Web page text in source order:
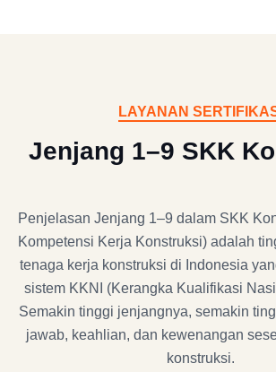
LAYANAN
Jenjang 1–9 SKK
Penjelasan Jenjang 1–9 dalam SKK
Kompetensi Kerja Konstruksi) adalah
tenaga kerja konstruksi di Indonesia
sistem KKNI (Kerangka Kualifikasi
Semakin tinggi jenjangnya, semakin
jawab, keahlian, dan kewenangan
konstruksi.